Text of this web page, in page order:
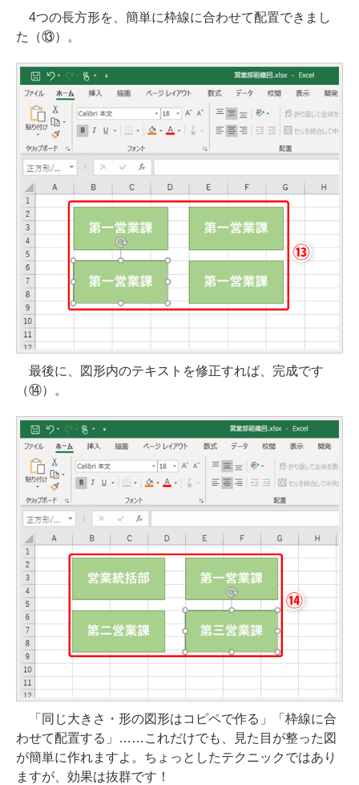
4つの長方形を、簡単に枠線に合わせて配置できまし
た（⑬）。
最後に、図形内のテキストを修正すれば、完成です
（⑭）。
「同じ大きさ・形の図形はコピペで作る」「枠線に合
わせて配置する」……これだけでも、見た目が整った図
が簡単に作れますよ。ちょっとしたテクニックではあり
ますが、効果は抜群です！